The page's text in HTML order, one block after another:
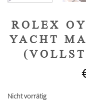
ROLEX
YACHT
Nicht vorrätig